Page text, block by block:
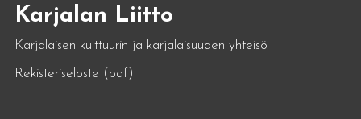
Karjalan Liitto
Karjalaisen kulttuurin ja karjalaisuuden yhteisö
Rekisteriseloste (pdf)